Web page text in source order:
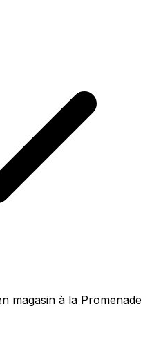
magasin à la Promenade